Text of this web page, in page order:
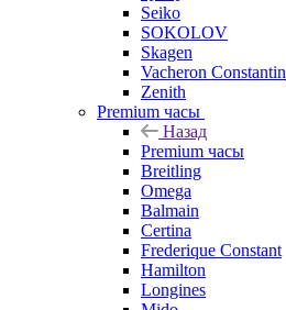
Seiko
SOKOLOV
Skagen
Vacheron Constantin
Zenith
Premium часы
Назад
Premium часы
Breitling
Omega
Balmain
Certina
Frederique Constant
Hamilton
Longines